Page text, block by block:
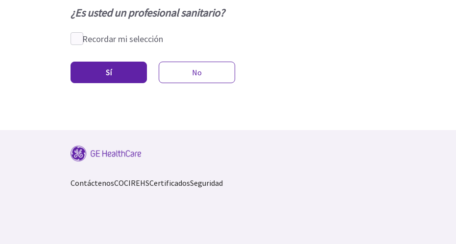
¿Es usted un profesional sanitario?
Recordar mi selección
Sí No
ContáctenosCOCIREHSCertificadosSeguridad